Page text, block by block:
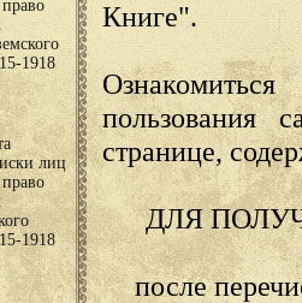
1918
лиц
1918
Книге".
пользования
странице,
ДЛЯ
после